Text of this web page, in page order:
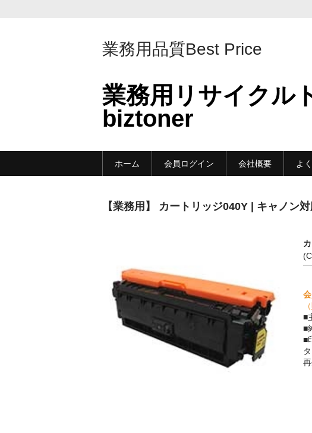
業務用品質Best Price
業務用リサイクル
biztoner
ホーム 会員ログイン 会社概要 よ
【業務用】 カートリッジ040Y | キャノン対
■
■
■